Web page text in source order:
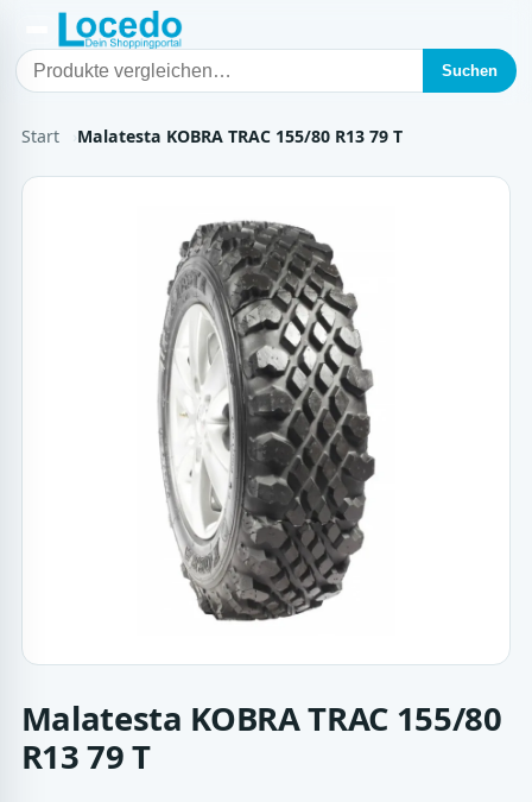
Suchen
Start Malatesta KOBRA TRAC 155/80 R13 79 T
Malatesta KOBRA TRAC 155/80
R13 79 T